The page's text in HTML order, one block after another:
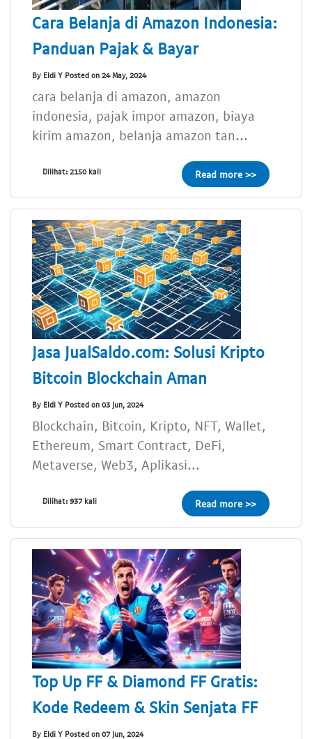
Cara Belanja di Amazon Indonesia:
Panduan Pajak & Bayar
By Eldi Y Posted on 24 May, 2024
cara belanja di amazon, amazon
indonesia, pajak impor amazon, biaya
kirim amazon, belanja amazon tan...
Dilihat: 2150 kali Read more >>
Jasa JualSaldo.com: Solusi Kripto
Bitcoin Blockchain Aman
By Eldi Y Posted on 03 Jun, 2024
Blockchain, Bitcoin, Kripto, NFT, Wallet,
Ethereum, Smart Contract, DeFi,
Metaverse, Web3, Aplikasi...
Dilihat: 937 kali Read more >>
Top Up FF & Diamond FF Gratis:
Kode Redeem & Skin Senjata FF
By Eldi Y Posted on 07 Jun, 2024